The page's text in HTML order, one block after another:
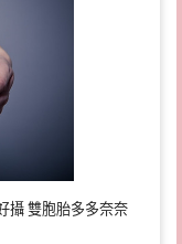
攝 雙胞胎多多奈奈